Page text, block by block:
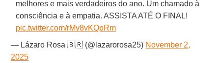
melhores e mais verdadeiros do ano. Um chamado à
consciência e à empatia. ASSISTA ATÉ O FINAL!
pic.twitter.com/rMv8vKQpRm
— Lázaro Rosa 🇧🇷 (@lazarorosa25) November 2,
2025